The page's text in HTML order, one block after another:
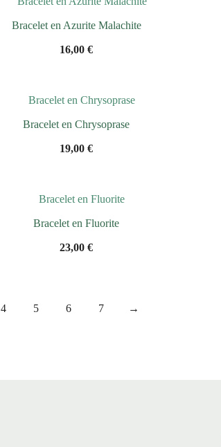
Bracelet en Azurite Malachite
16,00 €
Bracelet en Chrysoprase
19,00 €
Bracelet en Fluorite
23,00 €
4 5 6 7 →